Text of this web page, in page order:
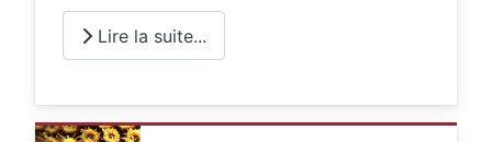
Lire la suite...